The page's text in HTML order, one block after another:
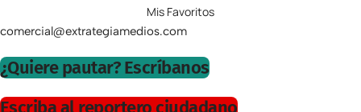
Mis Favoritos
comercial@extrategiamedios.com
¿Quiere pautar? Escríbanos
Escriba al reportero ciudadano